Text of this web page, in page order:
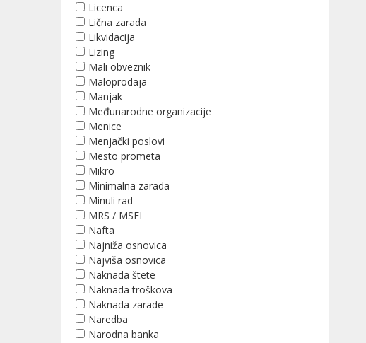
Licenca
Lična zarada
Likvidacija
Lizing
Mali obveznik
Maloprodaja
Manjak
Međunarodne organizacije
Menice
Menjački poslovi
Mesto prometa
Mikro
Minimalna zarada
Minuli rad
MRS / MSFI
Nafta
Najniža osnovica
Najviša osnovica
Naknada štete
Naknada troškova
Naknada zarade
Naredba
Narodna banka